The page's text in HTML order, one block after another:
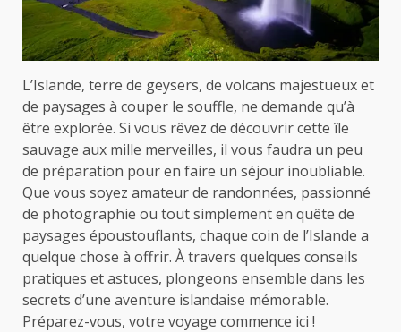
L’Islande, terre de geysers, de volcans majestueux et
de paysages à couper le souffle, ne demande qu’à
être explorée. Si vous rêvez de découvrir cette île
sauvage aux mille merveilles, il vous faudra un peu
de préparation pour en faire un séjour inoubliable.
Que vous soyez amateur de randonnées, passionné
de photographie ou tout simplement en quête de
paysages époustouflants, chaque coin de l’Islande a
quelque chose à offrir. À travers quelques conseils
pratiques et astuces, plongeons ensemble dans les
secrets d’une aventure islandaise mémorable.
Préparez-vous, votre voyage commence ici !